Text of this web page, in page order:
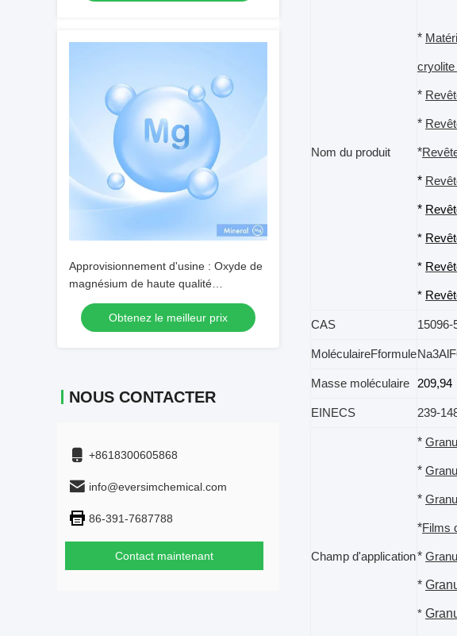
Approvisionnement d'usine : Oxyde de
magnésium de haute qualité
(personnalisable sur demande) — N°
CAS 1309-48-4
Obtenez le meilleur prix
NOUS CONTACTER
+8618300605868
info@eversimchemical.com
86-391-7687788
Contact maintenant
Nom du produit
*
cryolite
*
*
*
*
*
*
*
*
CAS 15096-
MoléculaireFformule
Masse moléculaire 209,94
EINECS 239-
Champ d'application
*
*
*
*Films
*
*
*